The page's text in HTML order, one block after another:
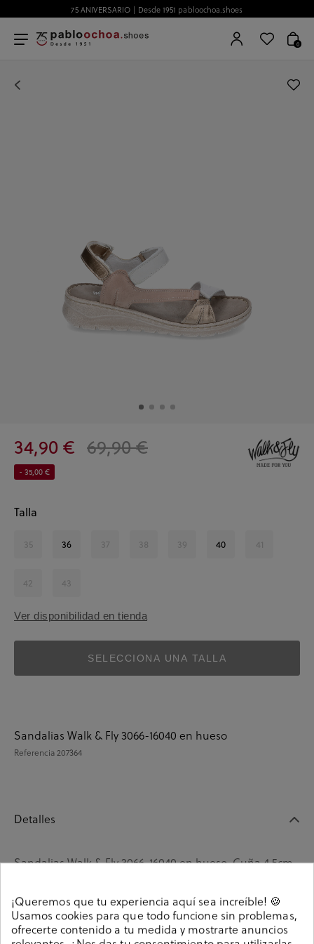
75 ANIVERSARIO | Desde 1951 pabloochoa.shoes
0
34,90 € 69,90 €
- 35,00 €
Talla
35 36 37 38 39 40 41
42 43
Ver disponibilidad en tienda
SELECCIONA UNA TALLA
Sandalias Walk & Fly 3066-16040 en hueso
Referencia207364
Detalles
Sandalias Walk & Fly 3066-16040 en hueso. Cuña 4,5cm,
plantilla no es extraible. Hecho en Europa.
Referencia207364
¡Queremos que tu experiencia aquí sea increíble! 🍪
Usamos cookies para que todo funcione sin problemas,
ofrecerte contenido a tu medida y mostrarte anuncios